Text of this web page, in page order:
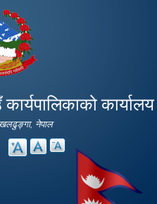
कार्यालय
नेपाल